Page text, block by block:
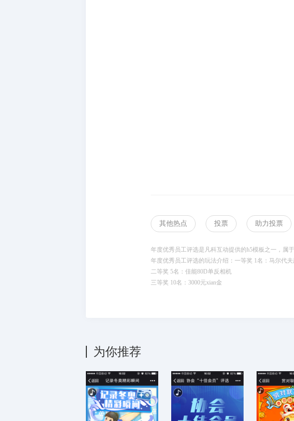
其他热点 投票 助力投票
年度优秀员工评选是凡科互动提供的h5模板之一，属
年度优秀员工评选的玩法介绍：一等奖 1名：马尔代
二等奖 5名：佳能80D单反相机
三等奖 10名：3000元xian金
为你推荐